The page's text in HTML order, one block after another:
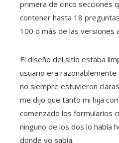
primera de cinco secciones
contener hasta 18
100 o más de las versiones
El diseño del sitio estaba
usuario era razonablemente
no siempre estuvieron
me dijo que tanto mi hija
comenzado los formularios
ninguno de los dos lo había
donde yo sabía.